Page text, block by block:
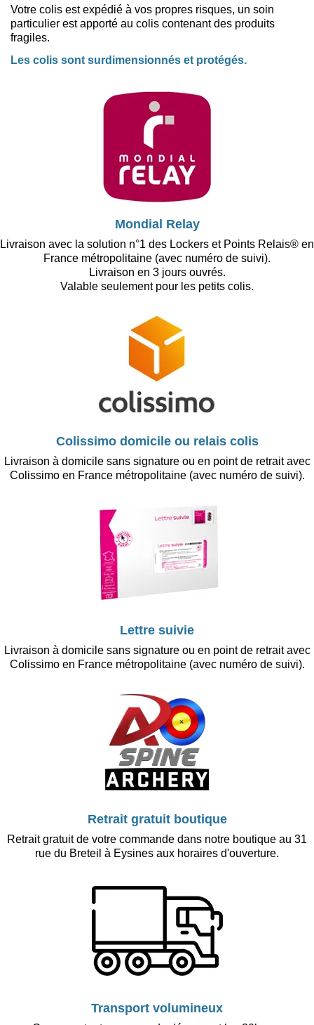
Votre colis est expédié à vos propres risques, un soin
particulier est apporté au colis contenant des produits
fragiles.
Les colis sont surdimensionnés et protégés.
Mondial Relay
Livraison avec la solution n°1 des Lockers et Points Relais® en
France métropolitaine (avec numéro de suivi).
Livraison en 3 jours ouvrés.
Valable seulement pour les petits colis.
Colissimo domicile ou relais colis
Livraison à domicile sans signature ou en point de retrait avec
Colissimo en France métropolitaine (avec numéro de suivi).
Lettre suivie
Livraison à domicile sans signature ou en point de retrait avec
Colissimo en France métropolitaine (avec numéro de suivi).
Retrait gratuit boutique
Retrait gratuit de votre commande dans notre boutique au 31
rue du Breteil à Eysines aux horaires d'ouverture.
Transport volumineux